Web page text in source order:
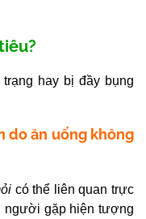
hay bị đầy bụng
do ăn uống không
có thể liên quan trực
người gặp hiện tượng